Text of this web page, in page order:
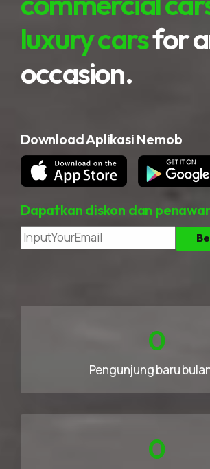
luxury carsfor
occasion.
Download Aplikasi Nemob
Dapatkan diskon dan
0
Pengunjung baru
0